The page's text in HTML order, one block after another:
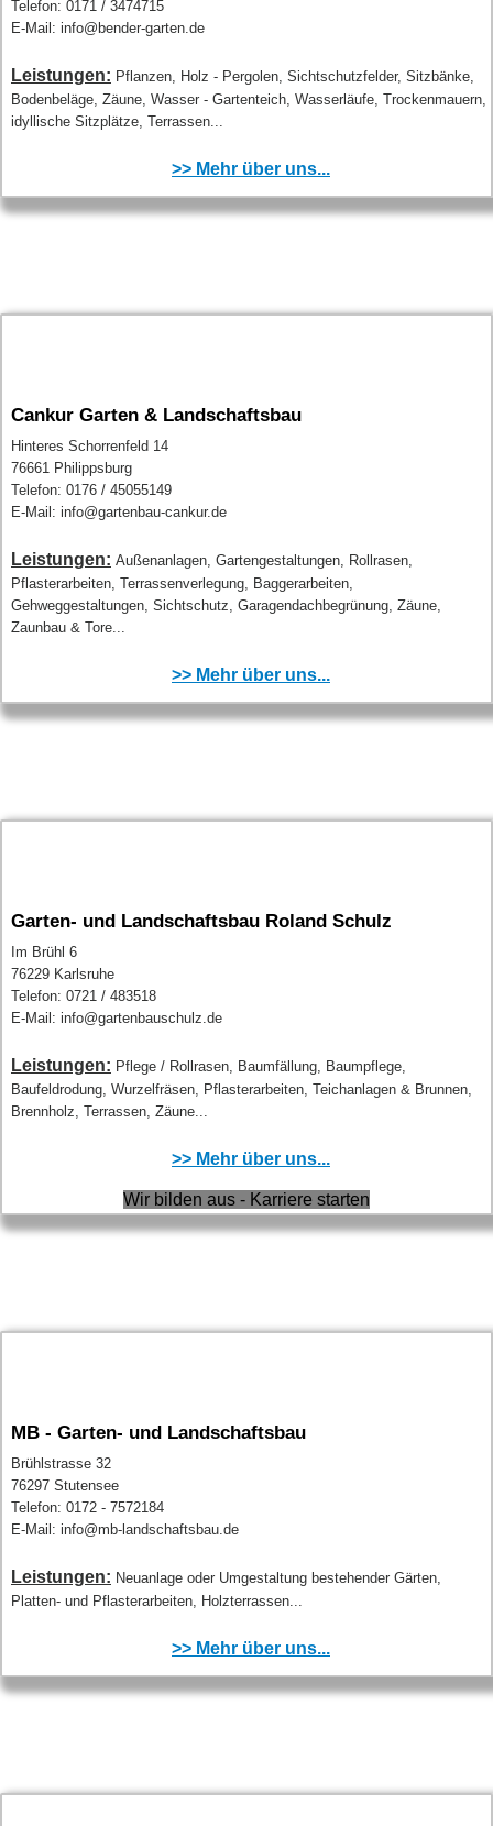
Telefon: 0171 / 3474715
E-Mail: info@bender-garten.de
Leistungen: Pflanzen, Holz - Pergolen, Sichtschutzfelder, Sitzbänke,
Bodenbeläge, Zäune, Wasser - Gartenteich, Wasserläufe, Trockenmauern,
idyllische Sitzplätze, Terrassen...
>> Mehr über uns...
Cankur Garten & Landschaftsbau
Hinteres Schorrenfeld 14
76661 Philippsburg
Telefon: 0176 / 45055149
E-Mail: info@gartenbau-cankur.de
Leistungen: Außenanlagen, Gartengestaltungen, Rollrasen,
Pflasterarbeiten, Terrassenverlegung, Baggerarbeiten,
Gehweggestaltungen, Sichtschutz, Garagendachbegrünung, Zäune,
Zaunbau & Tore...
>> Mehr über uns...
Garten- und Landschaftsbau Roland Schulz
Im Brühl 6
76229 Karlsruhe
Telefon: 0721 / 483518
E-Mail: info@gartenbauschulz.de
Leistungen: Pflege / Rollrasen, Baumfällung, Baumpflege,
Baufeldrodung, Wurzelfräsen, Pflasterarbeiten, Teichanlagen & Brunnen,
Brennholz, Terrassen, Zäune...
>> Mehr über uns...
Wir bilden aus - Karriere starten
MB - Garten- und Landschaftsbau
Brühlstrasse 32
76297 Stutensee
Telefon: 0172 - 7572184
E-Mail: info@mb-landschaftsbau.de
Leistungen: Neuanlage oder Umgestaltung bestehender Gärten,
Platten- und Pflasterarbeiten, Holzterrassen...
>> Mehr über uns...